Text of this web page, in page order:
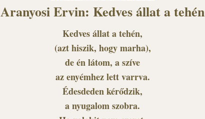
Aranyosi Ervin: Kedves állat a tehén
Kedves állat a tehén,
(azt hiszik, hogy marha),
de én látom, a szíve
az enyémhez lett varrva.
Édesdeden kérődzik,
a nyugalom szobra.